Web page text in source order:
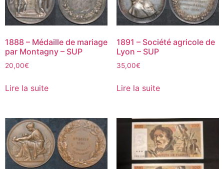
1888 – Médaille de mariage
par Montagny – SUP
20,00€
Lire la suite
1891 – Société agricole de
Lyon – SUP
35,00€
Lire la suite